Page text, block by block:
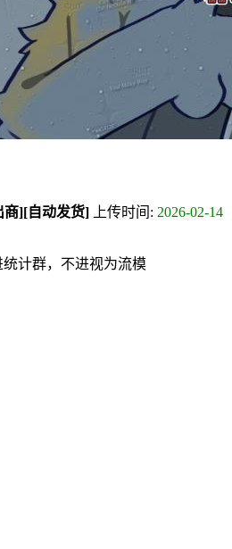
商][自动发货] 上传时间: 2026-02-14
统计群，不进视为流模